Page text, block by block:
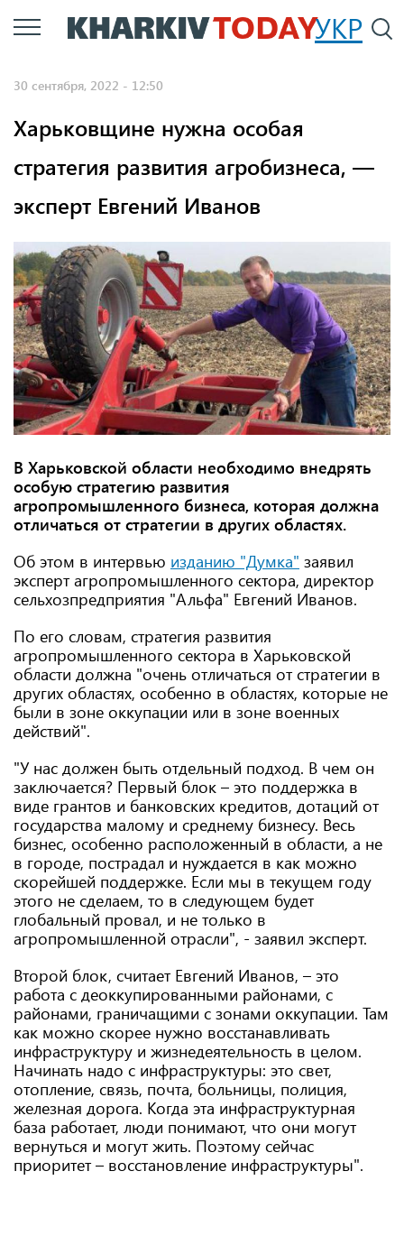
Перейти
к
УКР
30 сентября, 2022 - 12:50
Харьковщине нужна особая
стратегия развития агробизнеса, —
эксперт Евгений Иванов
В Харьковской области необходимо внедрять
особую стратегию развития
агропромышленного бизнеса, которая должна
отличаться от стратегии в других областях.
Об этом в интервью изданию "Думка" заявил
эксперт агропромышленного сектора, директор
сельхозпредприятия "Альфа" Евгений Иванов.
По его словам, стратегия развития
агропромышленного сектора в Харьковской
области должна "очень отличаться от стратегии в
других областях, особенно в областях, которые не
были в зоне оккупации или в зоне военных
действий".
"У нас должен быть отдельный подход. В чем он
заключается? Первый блок – это поддержка в
виде грантов и банковских кредитов, дотаций от
государства малому и среднему бизнесу. Весь
бизнес, особенно расположенный в области, а не
в городе, пострадал и нуждается в как можно
скорейшей поддержке. Если мы в текущем году
этого не сделаем, то в следующем будет
глобальный провал, и не только в
агропромышленной отрасли", - заявил эксперт.
Второй блок, считает Евгений Иванов, – это
работа с деоккупированными районами, с
районами, граничащими с зонами оккупации. Там
как можно скорее нужно восстанавливать
инфраструктуру и жизнедеятельность в целом.
Начинать надо с инфраструктуры: это свет,
отопление, связь, почта, больницы, полиция,
железная дорога. Когда эта инфраструктурная
база работает, люди понимают, что они могут
вернуться и могут жить. Поэтому сейчас
приоритет – восстановление инфраструктуры".